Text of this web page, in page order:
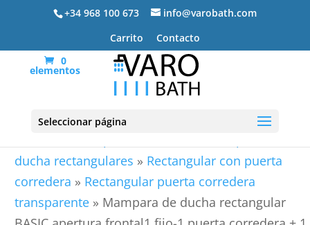
+34 968 100 673
info@varobath.com
Carrito
Contacto
0
elementos
Seleccionar página
ducha rectangulares » Rectangular con puerta
corredera » Rectangular puerta corredera
transparente » Mampara de ducha rectangular